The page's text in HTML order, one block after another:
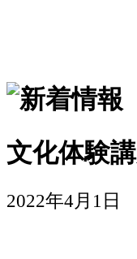
文化体験
2022年4月1日